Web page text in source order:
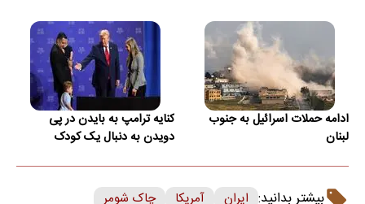
ادامه حملات اسرائیل به جنوب
لبنان
کنایه ترامپ به بایدن در پی
دویدن به دنبال یک کودک
بیشتر بدانید: ایران آمریکا چاک شومر